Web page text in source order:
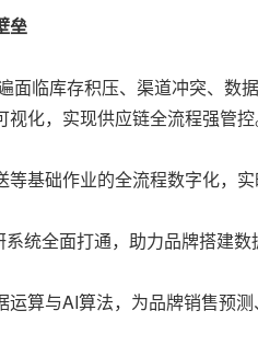
垒
面临库存积压、渠道冲突、
化，实现供应链全流程强管
基础作业的全流程数字化，实
统全面打通，助力品牌搭建数
算与AI算法，为品牌销售预